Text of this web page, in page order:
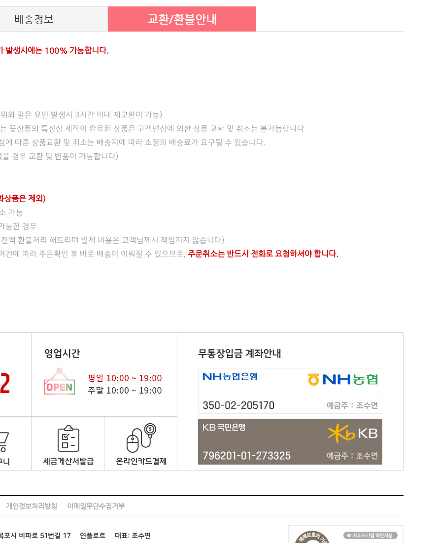
배송정보 교환/환불안내
발생시에는 100% 가능합니다.
와 같은 요인 발생시 3시간 이내 재교환이 가능)
꽃상품의 특성상 제작이 완료된 상품은 고객변심에 의한 상품 교환 및 취소는 불가능합니다.
따른 상품교환 및 취소는 배송지에 따라 소정의 배송료가 요구될 수 있습니다.
경우 교환 및 반품이 가능합니다)
상품은 제외)
가능
능한 경우
액 환불처리 해드리며 일체 비용은 고객님께서 책임지지 않습니다)
에 따라 주문확인 후 바로 배송이 이뤄질 수 있으므로, 주문취소는 반드시 전화로 요청하셔야 합니다.
개인정보처리방침 이메일무단수집거부
포시 비파로 51번길 17 연플로르 대표: 조수연